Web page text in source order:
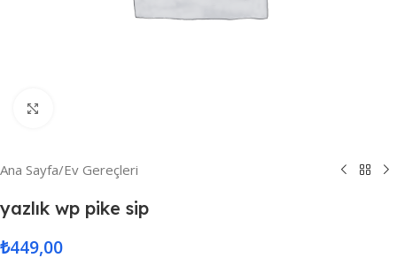
Ana Sayfa/Ev Gereçleri
yazlık wp pike sip
₺449,00